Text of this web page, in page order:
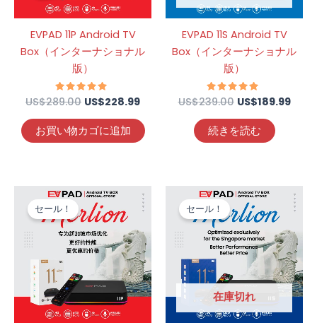
EVPAD 11P Android TV
Box（インターナショナル
版）
5段階中
4.69
US$289.00 US$228.99
お買い物カゴに追加
EVPAD 11S Android TV
Box（インターナショナル
版）
5段階中
4.70
US$239.00 US$189.99
続きを読む
セール！
元
の
価
格
は
US$259.00
し
た。
現
在
価
格
は
US$158.00
で
す。
在庫切れ
セール！
元
価
格
は
US$189.00
し
た。
現
在
価
格
は
で
す。